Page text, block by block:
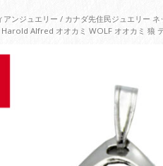
アンジュエリー / カナダ先住民ジュエリー
Alfred オオカミ WOLF オオカミ 狼